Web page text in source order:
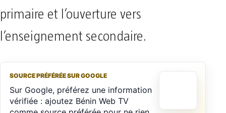
primaire et l’ouverture vers
l’enseignement secondaire.
SOURCE PRÉFÉRÉE SUR GOOGLE
Sur Google, préférez une information
vérifiée : ajoutez Bénin Web TV